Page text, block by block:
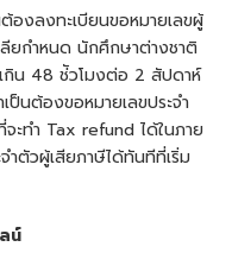
องลงทะเบียนขอหมายเลขผู้
ลียกําหนด นักศึกษาต่างชาติ
เกิน 48 ช่ัวโมงต่อ 2 สัปดาห์
ป็นต้องขอหมายเลขประจํา
ะทํา Tax refund ได้ในภาย
าตัวผู้เสียภาษีได้ทันทีที่เริ่ม
น์